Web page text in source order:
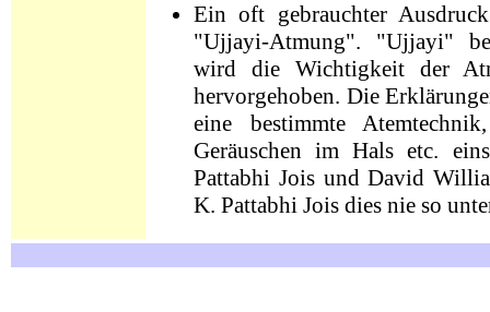
Ein oft gebrauchter
"Ujjayi-Atmung". "Ujjayi"
wird die Wichtigkeit der
hervorgehoben. Die
eine bestimmte
Geräuschen im Hals etc.
Pattabhi Jois und David
K. Pattabhi Jois dies nie so